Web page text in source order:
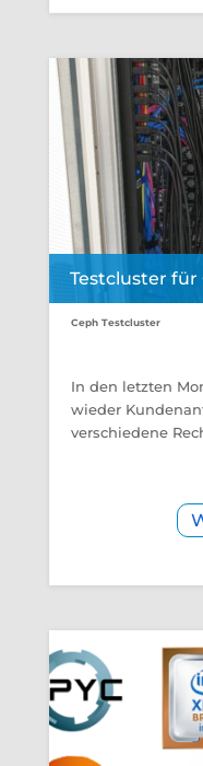
Testcluster
Ceph Testcluster
In den letzten
wieder
verschiedene